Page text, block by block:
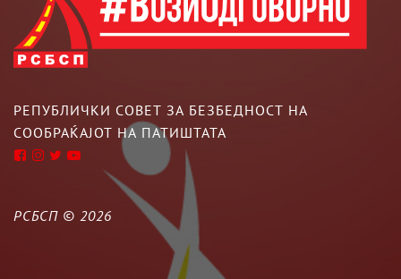
РЕПУБЛИЧКИ СОВЕТ ЗА БЕЗБЕДНОСТ НА
СООБРАЌАЈОТ НА ПАТИШТАТА
РСБСП © 2026